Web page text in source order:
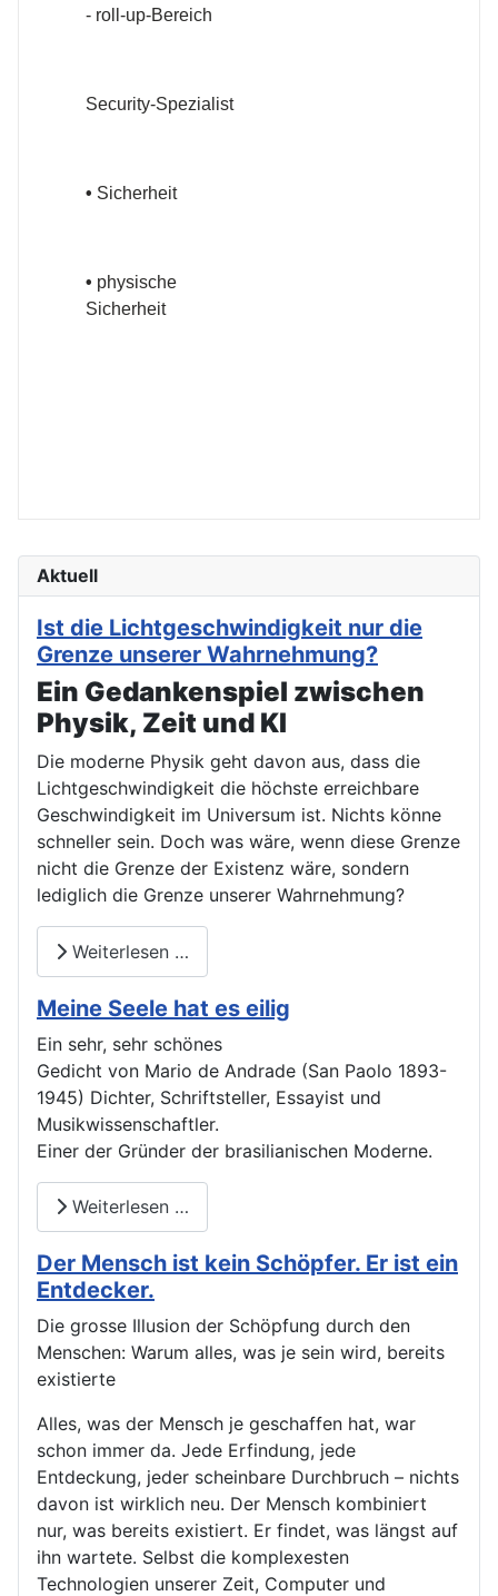
- roll-up-Bereich
Security-Spezialist
• Sicherheit
• physische
Sicherheit
Aktuell
Ist die Lichtgeschwindigkeit nur die
Grenze unserer Wahrnehmung?
Ein Gedankenspiel zwischen
Physik, Zeit und KI
Die moderne Physik geht davon aus, dass die
Lichtgeschwindigkeit die höchste erreichbare
Geschwindigkeit im Universum ist. Nichts könne
schneller sein. Doch was wäre, wenn diese Grenze
nicht die Grenze der Existenz wäre, sondern
lediglich die Grenze unserer Wahrnehmung?
Weiterlesen …
Meine Seele hat es eilig
Ein sehr, sehr schönes
Gedicht von Mario de Andrade (San Paolo 1893-
1945) Dichter, Schriftsteller, Essayist und
Musikwissenschaftler.
Einer der Gründer der brasilianischen Moderne.
Weiterlesen …
Der Mensch ist kein Schöpfer. Er ist ein
Entdecker.
Die grosse Illusion der Schöpfung durch den
Menschen: Warum alles, was je sein wird, bereits
existierte
Alles, was der Mensch je geschaffen hat, war
schon immer da. Jede Erfindung, jede
Entdeckung, jeder scheinbare Durchbruch – nichts
davon ist wirklich neu. Der Mensch kombiniert
nur, was bereits existiert. Er findet, was längst auf
ihn wartete. Selbst die komplexesten
Technologien unserer Zeit, Computer und